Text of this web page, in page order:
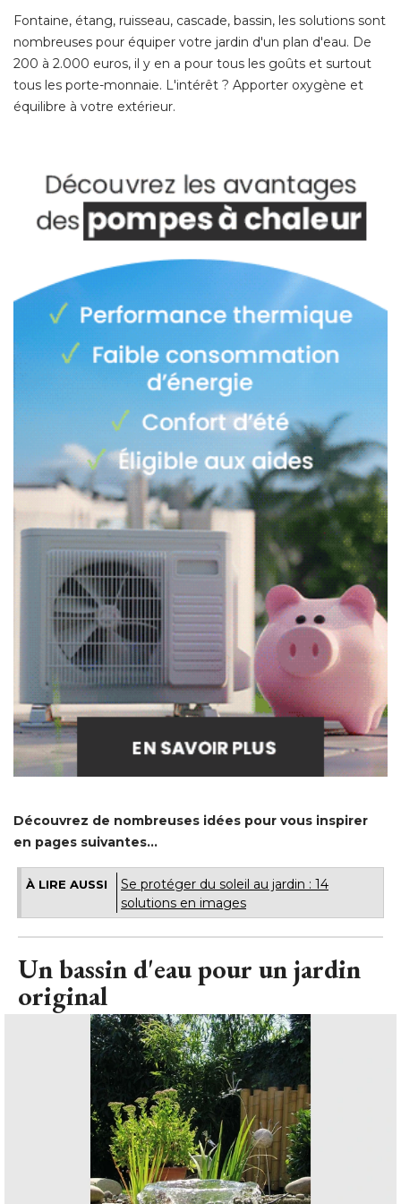
Fontaine, étang, ruisseau, cascade, bassin, les solutions sont
nombreuses pour équiper votre jardin d'un plan d'eau. De
200 à 2.000 euros, il y en a pour tous les goûts et surtout
tous les porte-monnaie. L'intérêt ? Apporter oxygène et
équilibre à votre extérieur.
Découvrez de nombreuses idées pour vous inspirer
en pages suivantes...
À LIRE AUSSI
Se protéger du soleil au jardin : 14
solutions en images
Un bassin d'eau pour un jardin
original